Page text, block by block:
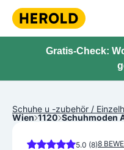
Gratis-Check:
Schuhe u -zubehör /
Wien 1120 Schuhmoden
5.0 (8)8